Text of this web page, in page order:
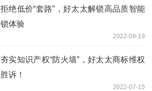
拒绝低价“套路”，好太太解锁高品质智能
锁体验
2022-08-19
夯实知识产权“防火墙”，好太太商标维权
胜诉！
2022-07-15